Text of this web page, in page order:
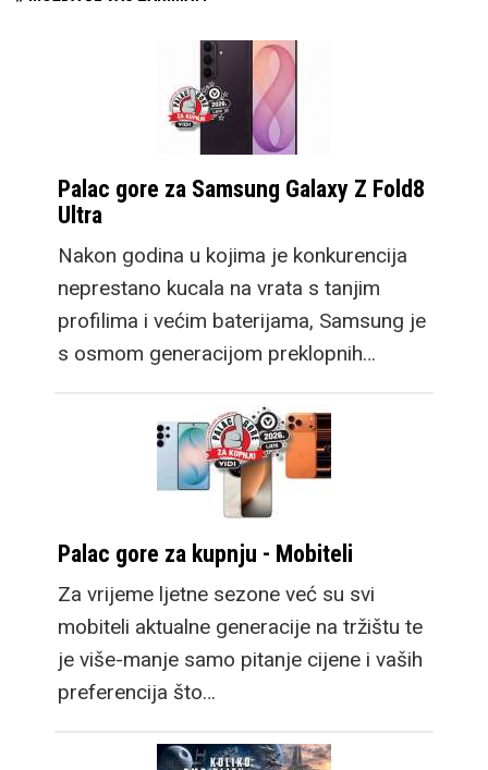
Palac gore za Samsung Galaxy Z Fold8
Ultra
Nakon godina u kojima je konkurencija
neprestano kucala na vrata s tanjim
profilima i većim baterijama, Samsung je
s osmom generacijom preklopnih…
Palac gore za kupnju - Mobiteli
Za vrijeme ljetne sezone već su svi
mobiteli aktualne generacije na tržištu te
je više-manje samo pitanje cijene i vaših
preferencija što…